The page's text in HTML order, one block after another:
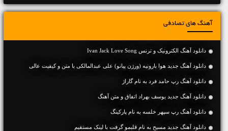
آهنگ های تصادفی
دانلود آهنگ الکترونیک و ترنس Ivan Jack Love Song
دانلود آهنگ جديد هوا بارونیه (ورژن پیانو) علی عبدالمالکی با متن و کیفیت عالی
دانلود آهنگ رپ حامد فرد به نام گاراژ
دانلود آهنگ جديد یوسف بهراد اتفاق و متن آهنگ
دانلود آهنگ رپ سپهر خلسه به نام پارکینگ
دانلود آهنگ جديد مسیح به نام قلبمو گرفت با لینک مستقیم